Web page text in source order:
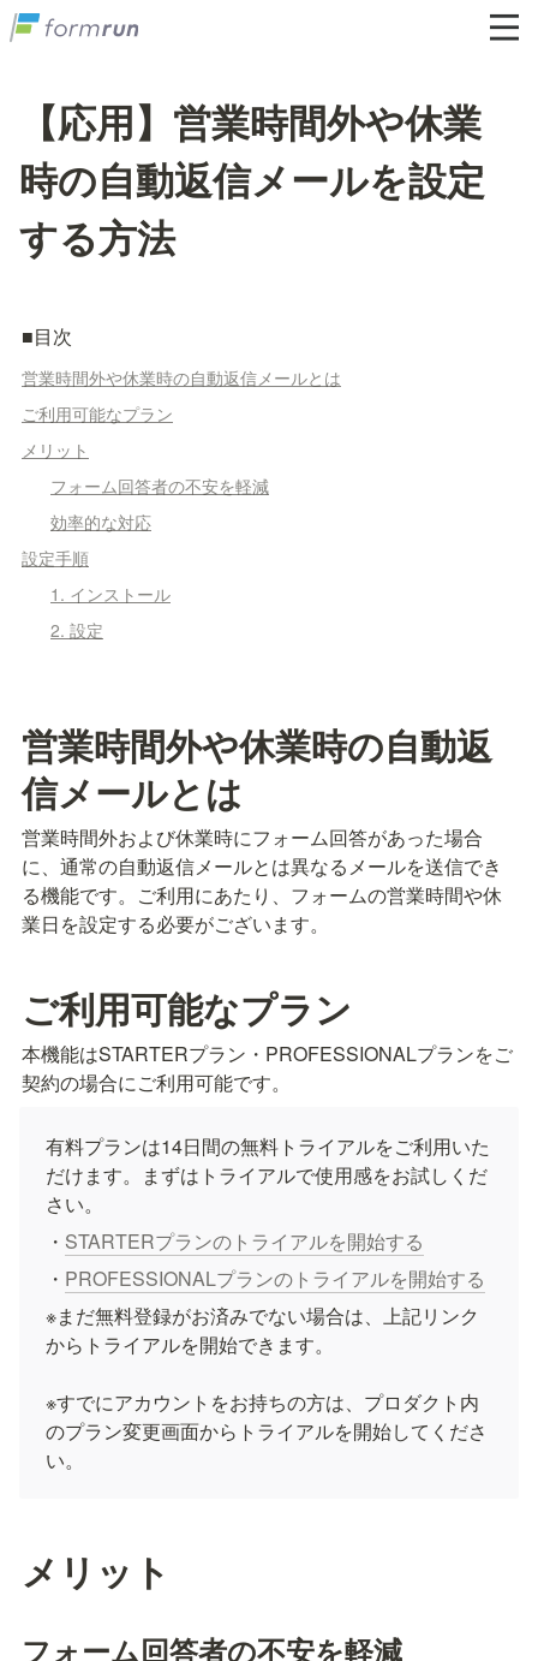
【応用】営業時間外や休業
時の自動返信メールを設定
する方法
■目次
営業時間外や休業時の自動返信メールとは
ご利用可能なプラン
メリット
フォーム回答者の不安を軽減
効率的な対応
設定手順
1. インストール
2. 設定
営業時間外や休業時の自動返
信メールとは
営業時間外および休業時にフォーム回答があった場合
に、通常の自動返信メールとは異なるメールを送信でき
る機能です。ご利用にあたり、フォームの営業時間や休
業日を設定する必要がございます。
ご利用可能なプラン
本機能はSTARTERプラン・PROFESSIONALプランをご
契約の場合にご利用可能です。
有料プランは14日間の無料トライアルをご利用いた
だけます。まずはトライアルで使用感をお試しくだ
さい。
・ STARTERプランのトライアルを開始する
・ PROFESSIONALプランのトライアルを開始する
※まだ無料登録がお済みでない場合は、上記リンク
からトライアルを開始できます。
※すでにアカウントをお持ちの方は、プロダクト内
のプラン変更画面からトライアルを開始してくださ
い。
メリット
フォーム回答者の不安を軽減